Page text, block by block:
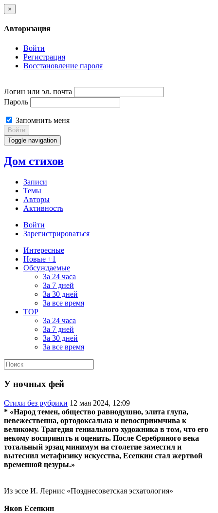
×
Авторизация
Войти
Регистрация
Восстановление пароля
Логин или эл. почта
Пароль
Запомнить меня
Войти
Toggle navigation
Дом стихов
Записи
Темы
Авторы
Активность
Войти
Зарегистрироваться
Интересные
Новые +1
Обсуждаемые
За 24 часа
За 7 дней
За 30 дней
За все время
TOP
За 24 часа
За 7 дней
За 30 дней
За все время
У ночных фей
Стихи без рубрики 12 мая 2024, 12:09
* «Народ темен, общество равнодушно, элита глупа,
невежественна, ортодоксальна и невосприимчива к
великому. Трагедия гениального художника в том, что его
некому воспринять и оценить. После Серебряного века
тотальный эрзац минимум на столетие заместил и
вытеснил метафизику искусства, Есепкин стал жертвой
временной цезуры.»
Из эссе И. Лернис «Позднесоветская эсхатология»
Яков Есепкин